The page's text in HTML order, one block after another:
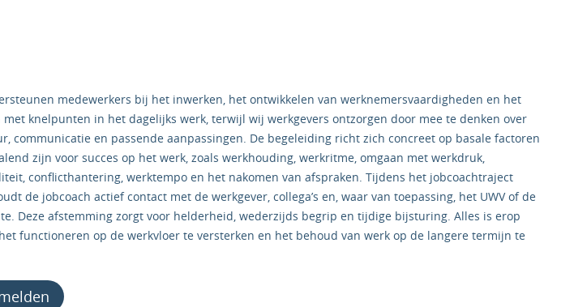
medewerkers bij het inwerken, het ontwikkelen van werknemersvaardigheden en het
met knelpunten in het dagelijks werk, terwijl wij werkgevers ontzorgen door mee te denken over
communicatie en passende aanpassingen. De begeleiding richt zich concreet op basale factoren
zijn voor succes op het werk, zoals werkhouding, werkritme, omgaan met werkdruk,
conflicthantering, werktempo en het nakomen van afspraken. Tijdens het jobcoachtraject
de jobcoach actief contact met de werkgever, collega’s en, waar van toepassing, het UWV of de
Deze afstemming zorgt voor helderheid, wederzijds begrip en tijdige bijsturing. Alles is erop
functioneren op de werkvloer te versterken en het behoud van werk op de langere termijn te